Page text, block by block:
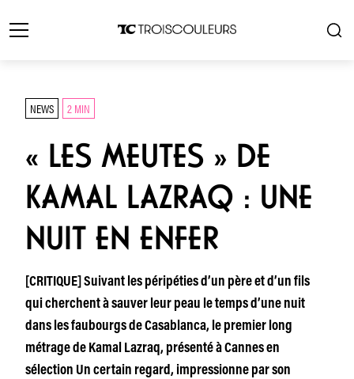
NEWS 2 MIN
« LES MEUTES » DE
KAMAL LAZRAQ : UNE
NUIT EN ENFER
[CRITIQUE] Suivant les péripéties d’un père et d’un fils
qui cherchent à sauver leur peau le temps d’une nuit
dans les faubourgs de Casablanca, le premier long
métrage de Kamal Lazraq, présenté à Cannes en
sélection Un certain regard, impressionne par son